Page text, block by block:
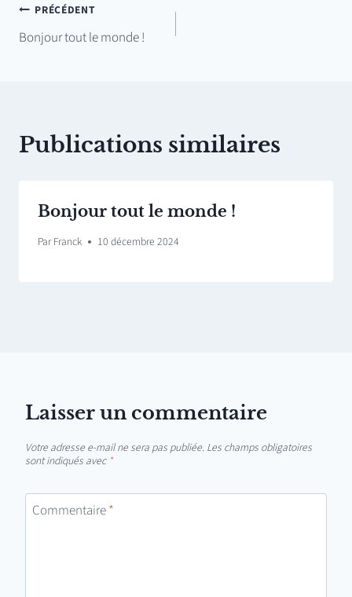
Navigation
de
PRÉCÉDENT
Bonjour tout le monde !
Publications similaires
Bonjour tout le monde !
Par Franck 10 décembre 2024
Laisser un commentaire
Votre adresse e-mail ne sera pas publiée. Les champs obligatoires
sont indiqués avec *
Commentaire*